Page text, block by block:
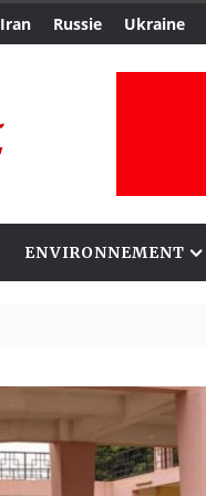
Iran Russie Ukraine
ENVIRONNEMENT